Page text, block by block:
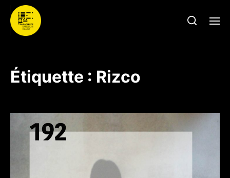
Étiquette : Rizco